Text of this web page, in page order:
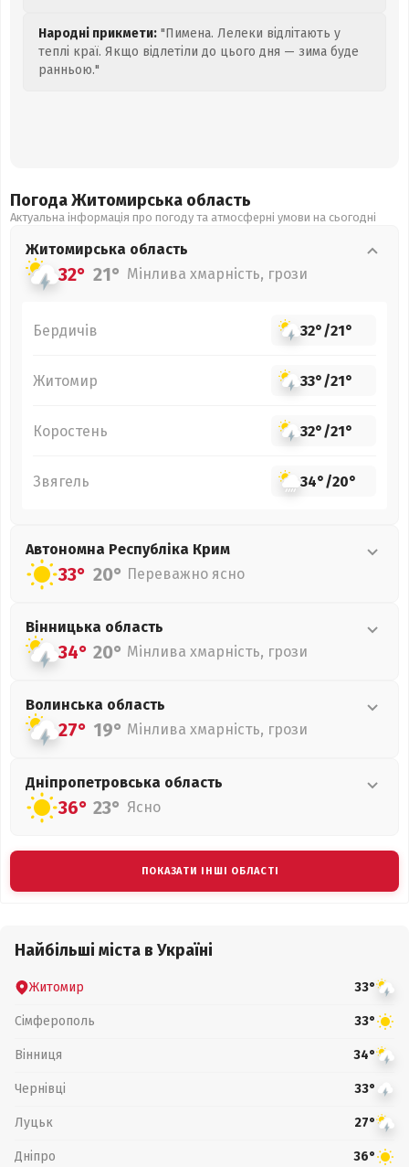
Народні прикмети: "Пимена. Лелеки відлітають у
теплі краї. Якщо відлетіли до цього дня — зима буде
ранньою."
Погода Житомирська область
Актуальна інформація про погоду та атмосферні умови на сьогодні
Житомирська область
32° 21° Мінлива хмарність, грози
Бердичів 32°/21°
Житомир 33°/21°
Коростень 32°/21°
Звягель 34°/20°
Автономна Республіка Крим
33° 20° Переважно ясно
Вінницька область
34° 20° Мінлива хмарність, грози
Волинська область
27° 19° Мінлива хмарність, грози
Дніпропетровська область
36° 23° Ясно
ПОКАЗАТИ ІНШІ ОБЛАСТІ
Найбільші міста в Україні
Житомир 33°
Сімферополь 33°
Вінниця 34°
Чернівці 33°
Луцьк 27°
Дніпро 36°